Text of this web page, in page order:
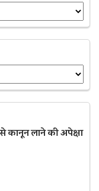
कानून लाने की अपेक्षा